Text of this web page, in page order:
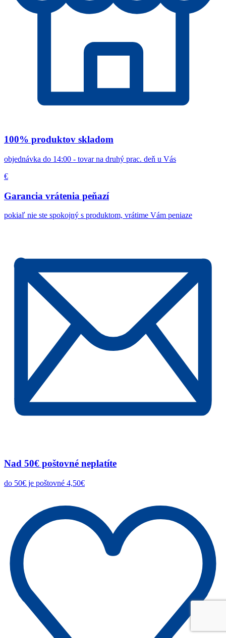
100% produktov skladom
objednávka do 14:00 - tovar na druhý prac. deň u Vás
€
Garancia vrátenia peňazí
pokiaľ nie ste spokojný s produktom, vrátime Vám peniaze
Nad 50€ poštovné neplatíte
do 50€ je poštovné 4,50€